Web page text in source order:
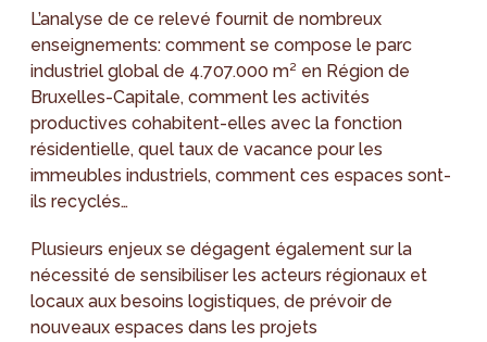
L’analyse de ce relevé fournit de nombreux
enseignements: comment se compose le parc
industriel global de 4.707.000 m² en Région de
Bruxelles-Capitale, comment les activités
productives cohabitent-elles avec la fonction
résidentielle, quel taux de vacance pour les
immeubles industriels, comment ces espaces sont-
ils recyclés…
Plusieurs enjeux se dégagent également sur la
nécessité de sensibiliser les acteurs régionaux et
locaux aux besoins logistiques, de prévoir de
nouveaux espaces dans les projets